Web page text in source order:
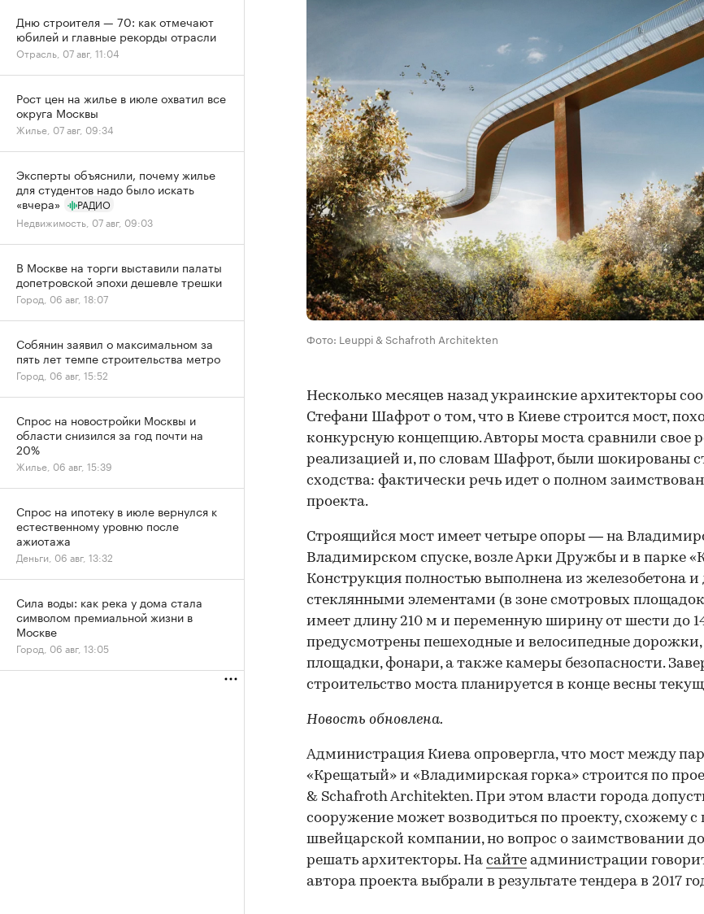
Фото: Leuppi & Schafroth Architekten
Несколько месяцев назад украинские архитекторы
Стефани Шафрот о том, что в Киеве строится мост,
конкурсную концепцию. Авторы моста сравнили свое
реализацией и, по словам Шафрот, были шокированы
сходства: фактически речь идет о полном
проекта.
Строящийся мост имеет четыре опоры — на
Владимирском спуске, возле Арки Дружбы и в парке
Конструкция полностью выполнена из железобетона и
стеклянными элементами (в зоне смотровых
имеет длину 210 м и переменную ширину от шести до
предусмотрены пешеходные и велосипедные
площадки, фонари, а также камеры безопасности.
строительство моста планируется в конце весны
Новость обновлена.
Администрация Киева опровергла, что мост между
«Крещатый» и «Владимирская горка» строится по
& Schafroth Architekten. При этом власти города
сооружение может возводиться по проекту, схожему с
швейцарской компании, но вопрос о заимствовании
решать архитекторы. На сайте администрации
автора проекта выбрали в результате тендера в 2017
Дню строителя — 70: как отмечают
юбилей и главные рекорды отрасли
Отрасль, 07 авг, 11:04
Рост цен на жилье в июле охватил все
округа Москвы
Жилье, 07 авг, 09:34
Эксперты объяснили, почему жилье
для студентов надо было искать
«вчера»
РАДИО
Недвижимость, 07 авг, 09:03
В Москве на торги выставили палаты
допетровской эпохи дешевле трешки
Город, 06 авг, 18:07
Собянин заявил о максимальном за
пять лет темпе строительства метро
Город, 06 авг, 15:52
Спрос на новостройки Москвы и
области снизился за год почти на
20%
Жилье, 06 авг, 15:39
Спрос на ипотеку в июле вернулся к
естественному уровню после
ажиотажа
Деньги, 06 авг, 13:32
Сила воды: как река у дома стала
символом премиальной жизни в
Москве
Город, 06 авг, 13:05